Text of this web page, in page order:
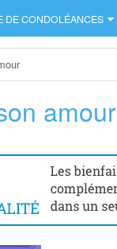
DE CONDOLÉANCES
amour